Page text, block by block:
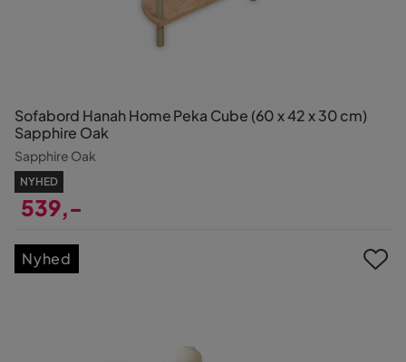
Sofabord Hanah Home Peka Cube (60 x 42 x 30 cm)
Sapphire Oak
Sapphire Oak
NYHED
539,-
Nyhed